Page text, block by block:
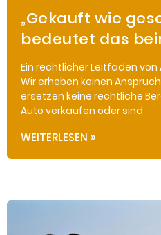
„Gekauft wie
bedeutet das
Ein rechtlicher Leitfaden
Wir erheben keinen
ersetzen keine rechtliche
Auto verkaufen oder sind
WEITERLESEN »